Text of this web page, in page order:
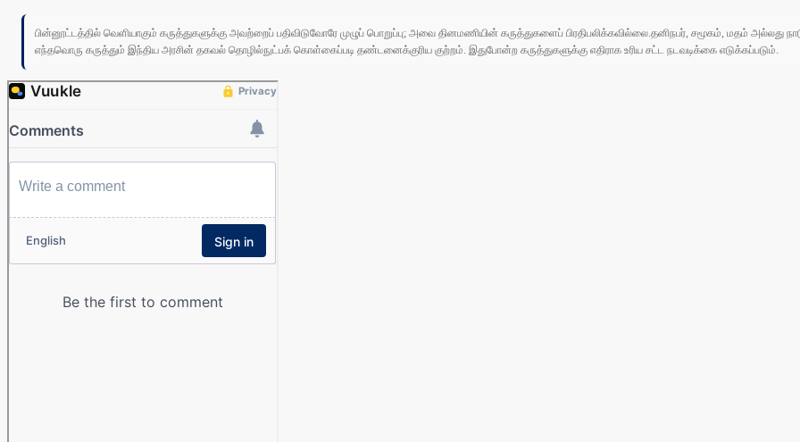
பின்னூட்டத்தில் வெளியாகும் கருத்துகளுக்கு அவற்றைப் பதிவிடுவோரே முழுப் பொறுப்பு; அவை தினமணியின் கருத்துகளைப் பிரதிபலிக்கவில்லை.தனிநபர், சமூகம், மதம் அல்லது
எந்தவொரு கருத்தும் இந்திய அரசின் தகவல் தொழில்நுட்பக் கொள்கைப்படி தண்டனைக்குரிய குற்றம். இதுபோன்ற கருத்துகளுக்கு எதிராக உரிய சட்ட நடவடிக்கை எடுக்கப்படும்.